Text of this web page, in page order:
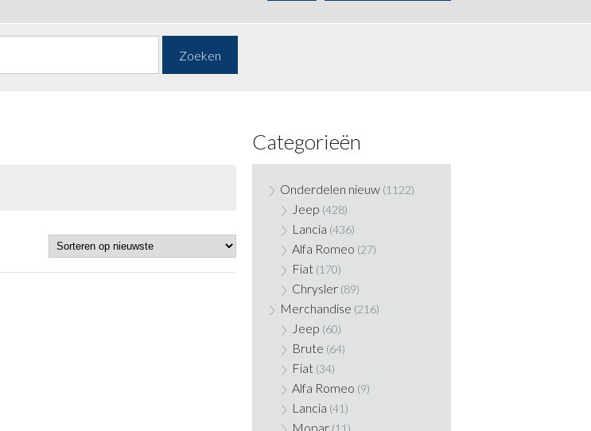
Zoeken
Categorieën
Onderdelen nieuw (1122)
Jeep (428)
Lancia (436)
Alfa Romeo (27)
Fiat (170)
Chrysler (89)
Merchandise (216)
Jeep (60)
Brute (64)
Fiat (34)
Alfa Romeo (9)
Lancia (41)
Mopar (11)